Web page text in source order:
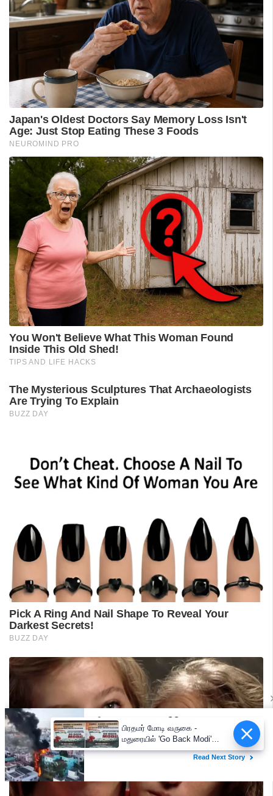
பிரதமர் மோடி வருகை -
மதுரையில் 'Go Back Modi'
போஸ்டர்களால் பரபரப்பு!